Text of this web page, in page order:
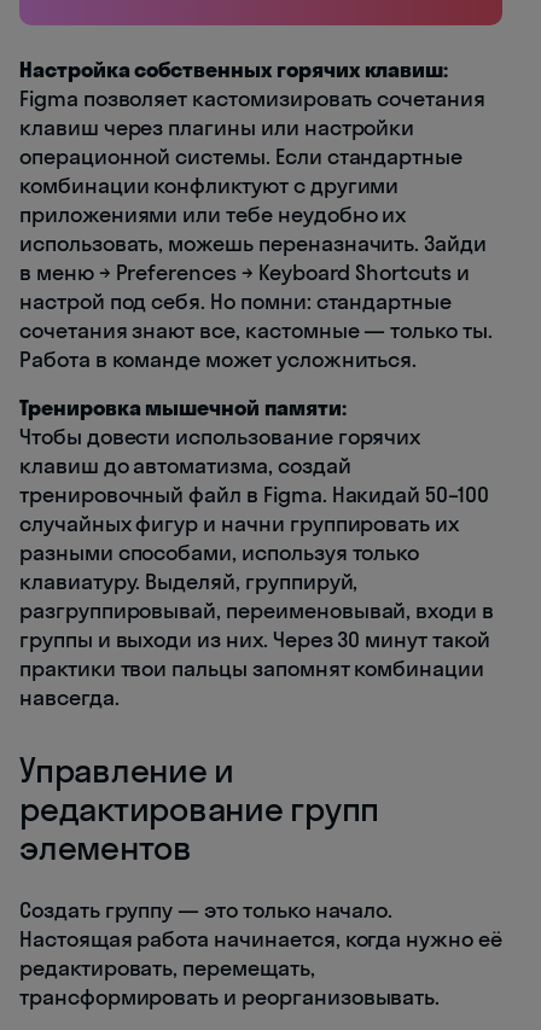
Настройка собственных горячих клавиш:
Figma позволяет кастомизировать сочетания
клавиш через плагины или настройки
операционной системы. Если стандартные
комбинации конфликтуют с другими
приложениями или тебе неудобно их
использовать, можешь переназначить. Зайди
в меню → Preferences → Keyboard Shortcuts и
настрой под себя. Но помни: стандартные
сочетания знают все, кастомные — только ты.
Работа в команде может усложниться.
Тренировка мышечной памяти:
Чтобы довести использование горячих
клавиш до автоматизма, создай
тренировочный файл в Figma. Накидай 50–100
случайных фигур и начни группировать их
разными способами, используя только
клавиатуру. Выделяй, группируй,
разгруппировывай, переименовывай, входи в
группы и выходи из них. Через 30 минут такой
практики твои пальцы запомнят комбинации
навсегда.
Управление и
редактирование групп
элементов
Создать группу — это только начало.
Настоящая работа начинается, когда нужно её
редактировать, перемещать,
трансформировать и реорганизовывать.